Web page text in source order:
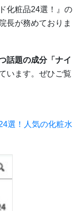
化粧品24選！』の
長が務めておりま
話題の成分「ナイ
います。ぜひご覧
選！人気の化粧水